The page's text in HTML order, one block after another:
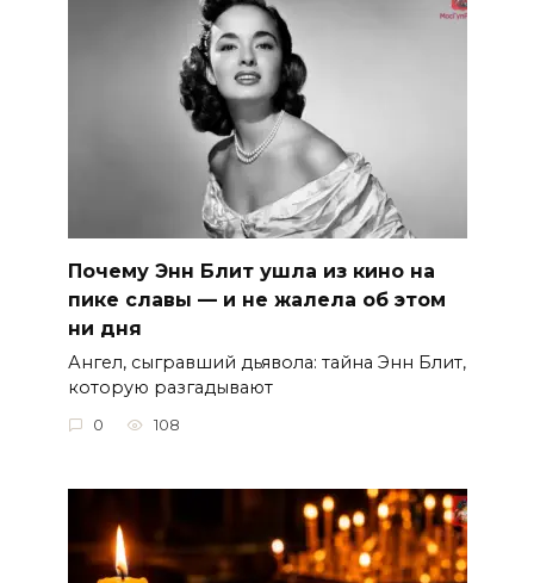
Почему Энн Блит ушла из кино на
пике славы — и не жалела об этом
ни дня
Ангел, сыгравший дьявола: тайна Энн Блит,
которую разгадывают
0 108